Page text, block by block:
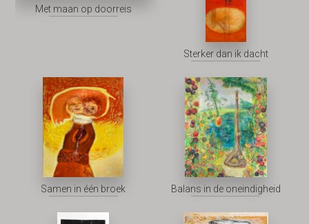
Met maan op doorreis
Sterker dan ik dacht
Samen in één broek Balans in de oneindigheid